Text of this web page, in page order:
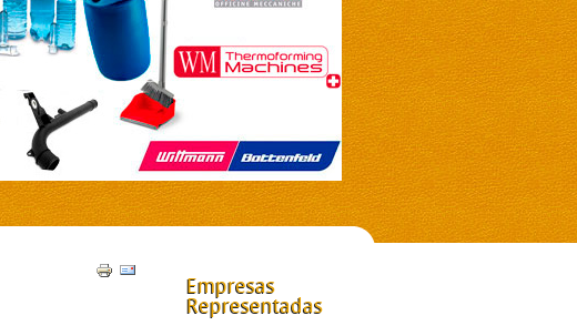
Empresas
Representadas